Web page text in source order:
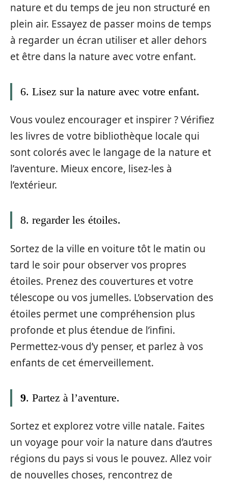
nature et du temps de jeu non structuré en
plein air. Essayez de passer moins de temps
à regarder un écran utiliser et aller dehors
et être dans la nature avec votre enfant.
6. Lisez sur la nature avec votre enfant.
Vous voulez encourager et inspirer ? Vérifiez
les livres de votre bibliothèque locale qui
sont colorés avec le langage de la nature et
l’aventure. Mieux encore, lisez-les à
l’extérieur.
8. regarder les étoiles.
Sortez de la ville en voiture tôt le matin ou
tard le soir pour observer vos propres
étoiles. Prenez des couvertures et votre
télescope ou vos jumelles. L’observation des
étoiles permet une compréhension plus
profonde et plus étendue de l’infini.
Permettez-vous d’y penser, et parlez à vos
enfants de cet émerveillement.
9. Partez à l’aventure.
Sortez et explorez votre ville natale. Faites
un voyage pour voir la nature dans d’autres
régions du pays si vous le pouvez. Allez voir
de nouvelles choses, rencontrez de